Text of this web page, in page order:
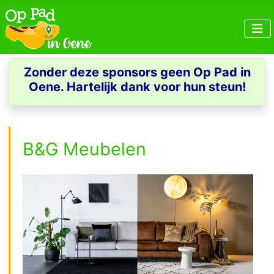
Zonder deze sponsors geen Op Pad in
Oene. Hartelijk dank voor hun steun!
B&G Meubelen